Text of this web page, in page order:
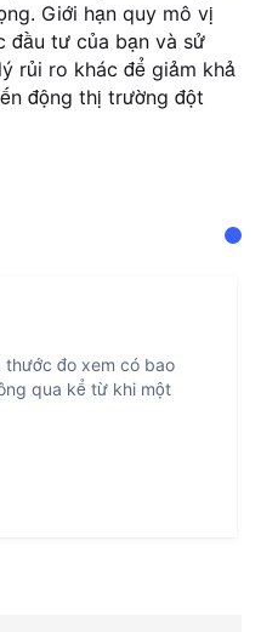
Giới hạn quy mô vị
đầu tư của bạn và sử
rủi ro khác để giảm khả
động thị trường đột
thước đo xem có bao
qua kể từ khi một